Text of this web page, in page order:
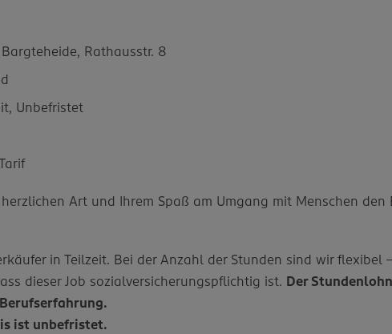
Rathausstr. 8
Unbefristet
Art und Ihrem Spaß am Umgang mit Menschen
in Teilzeit. Bei der Anzahl der Stunden sind wir
dieser Job sozialversicherungspflichtig ist. Der
ist unbefristet.